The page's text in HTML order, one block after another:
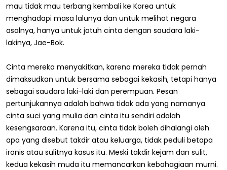
mau tidak mau terbang kembali ke Korea untuk
menghadapi masa lalunya dan untuk melihat negara
asalnya, hanya untuk jatuh cinta dengan saudara laki-
lakinya, Jae-Bok.
Cinta mereka menyakitkan, karena mereka tidak pernah
dimaksudkan untuk bersama sebagai kekasih, tetapi hanya
sebagai saudara laki-laki dan perempuan. Pesan
pertunjukannya adalah bahwa tidak ada yang namanya
cinta suci yang mulia dan cinta itu sendiri adalah
kesengsaraan. Karena itu, cinta tidak boleh dihalangi oleh
apa yang disebut takdir atau keluarga, tidak peduli betapa
ironis atau sulitnya kasus itu. Meski takdir kejam dan sulit,
kedua kekasih muda itu memancarkan kebahagiaan murni.